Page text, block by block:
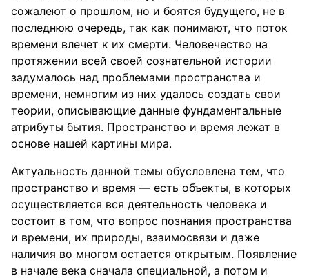
сожалеют о прошлом, но и боятся будущего, не в
последнюю очередь, так как понимают, что поток
времени влечет к их смерти. Человечество на
протяжении всей своей сознательной истории
задумалось над проблемами пространства и
времени, немногим из них удалось создать свои
теории, описывающие данные фундаментальные
атрибуты бытия. Пространство и время лежат в
основе нашей картины мира.
Актуальность данной темы обусловлена тем, что
пространство и время — есть объекты, в которых
осуществляется вся деятельность человека и
состоит в том, что вопрос познания пространства
и времени, их природы, взаимосвязи и даже
наличия во многом остается открытым. Появление
в начале века сначала специальной, а потом и